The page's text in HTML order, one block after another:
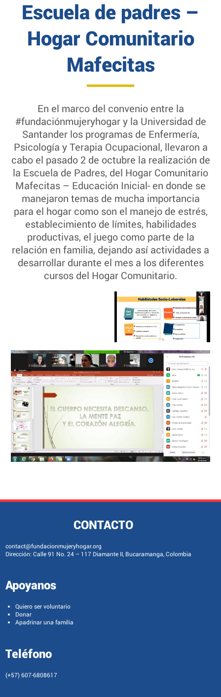
Escuela de padres –
Hogar Comunitario
Mafecitas
En el marco del convenio entre la
#fundaciónmujeryhogar y la Universidad de
Santander los programas de Enfermería,
Psicología y Terapia Ocupacional, llevaron a
cabo el pasado 2 de octubre la realización de
la Escuela de Padres, del Hogar Comunitario
Mafecitas – Educación Inicial- en donde se
manejaron temas de mucha importancia
para el hogar como son el manejo de estrés,
establecimiento de límites, habilidades
productivas, el juego como parte de la
relación en familia, dejando así actividades a
desarrollar durante el mes a los diferentes
cursos del Hogar Comunitario.
CONTACTO
contact@fundacionmujeryhogar.org
Dirección: Calle 91 No. 24 – 117 Diamante II, Bucaramanga, Colombia
Apoyanos
Quiero ser voluntario
Donar
Apadrinar una familia
Teléfono
(+57) 607-6808617